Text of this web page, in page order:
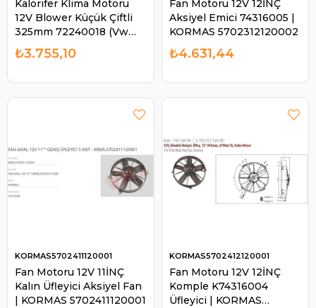
Kalorifer Klima Motoru
12V Blower Küçük Çiftli
325mm 72240018 (Vw
Crafter Arka Sonradan
Takma Klima) | KORMAS
₺3.755,10
Fan Motoru 12V 12İNÇ
Aksiyel Emici 74316005 |
KORMAS 5702312120002
₺4.631,44
Fan Motoru 12V 11İNÇ
Kalın Üfleyici Aksiyel Fan
| KORMAS 5702411120001
KORMAS5702411120001
Fan Motoru 12V 12İNÇ
Komple K74316004
Üfleyici | KORMAS
KORMAS5702412120001